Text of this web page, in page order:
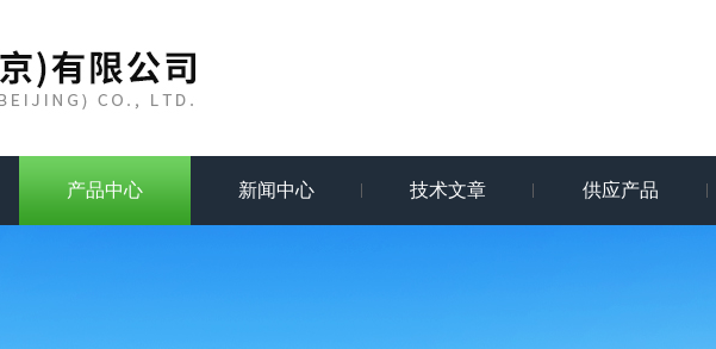
产品中心 新闻中心 技术文章 供应产品